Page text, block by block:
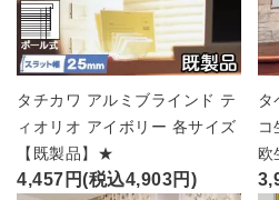
タチカワ アルミブラインド テ
ィオリオ アイボリー 各サイズ
【既製品】★
4,457円(税込4,903円)
タ
欧